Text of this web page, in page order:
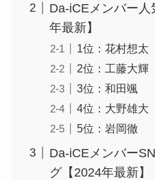
Da-iCEメンバー
年最新】
1位：花村想太
2位：工藤大輝
3位：和田颯
4位：大野雄大
5位：岩岡徹
Da-iCEメンバー
グ【2024年最新】